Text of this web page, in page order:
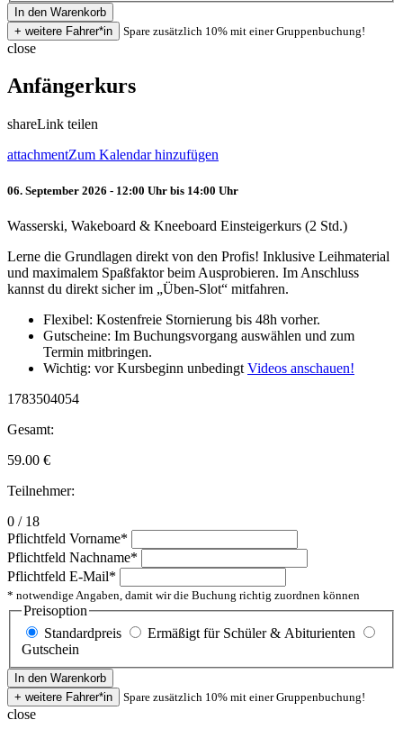
Spare zusätzlich 10% mit einer Gruppenbuchung!
close
Anfängerkurs
shareLink teilen
attachmentZum Kalendar hinzufügen
06. September 2026 - 12:00 Uhr bis 14:00 Uhr
Wasserski, Wakeboard & Kneeboard Einsteigerkurs (2 Std.)
Lerne die Grundlagen direkt von den Profis! Inklusive Leihmaterial
und maximalem Spaßfaktor beim Ausprobieren. Im Anschluss
kannst du direkt sicher im „Üben-Slot“ mitfahren.
Flexibel: Kostenfreie Stornierung bis 48h vorher.
Gutscheine: Im Buchungsvorgang auswählen und zum
Termin mitbringen.
Wichtig: vor Kursbeginn unbedingt Videos anschauen!
1783504054
Gesamt:
59.00 €
Teilnehmer:
0 / 18
Pflichtfeld Vorname*
Pflichtfeld Nachname*
Pflichtfeld E-Mail*
* notwendige Angaben, damit wir die Buchung richtig zuordnen können
Preisoption
Standardpreis
Ermäßigt für Schüler & Abiturienten
Gutschein
Spare zusätzlich 10% mit einer Gruppenbuchung!
close